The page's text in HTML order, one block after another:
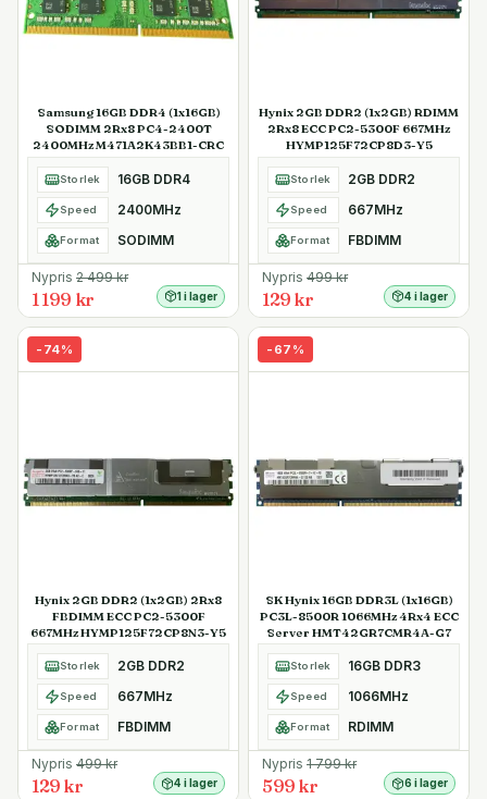
Samsung 16GB DDR4 (1x16GB)
SODIMM 2Rx8 PC4-2400T
2400MHz M471A2K43BB1-CRC
Storlek 16GB DDR4
Speed 2400MHz
Format SODIMM
Nypris 2 499kr
1 199 kr 1 i lager
Hynix 2GB DDR2 (1x2GB) RDIMM
2Rx8 ECC PC2-5300F 667MHz
HYMP125F72CP8D3-Y5
Storlek 2GB DDR2
Speed 667MHz
Format FBDIMM
Nypris 499kr
129 kr 4 i lager
- 74%
Hynix 2GB DDR2 (1x2GB) 2Rx8
FBDIMM ECC PC2-5300F
667MHz HYMP125F72CP8N3-Y5
Storlek 2GB DDR2
Speed 667MHz
Format FBDIMM
Nypris 499kr
129 kr 4 i lager
- 67 %
SK Hynix 16GB DDR3L (1x16GB)
PC3L-8500R 1066MHz 4Rx4 ECC
Server HMT42GR7CMR4A-G7
Storlek 16GB DDR3
Speed 1066MHz
Format RDIMM
Nypris 1 799kr
599 kr 6 i lager